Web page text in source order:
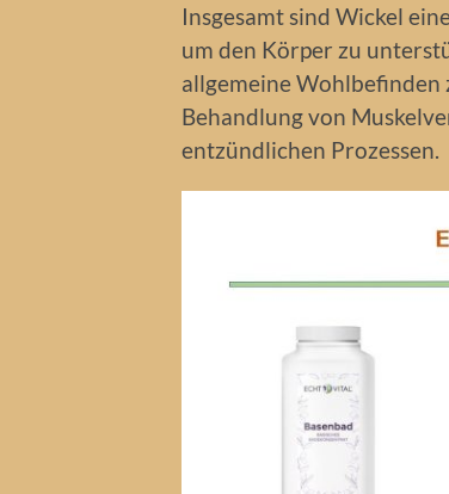
Insgesamt sind Wickel
um den Körper zu
allgemeine Wohlbefinden
Behandlung von
entzündlichen Prozessen.